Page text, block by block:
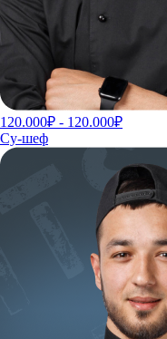
120.000₽ - 120.000₽
Су-шеф